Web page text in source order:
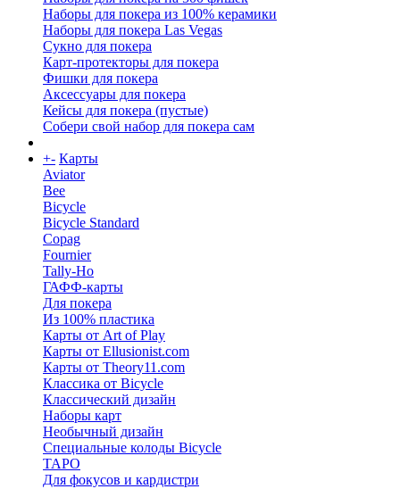
Наборы для покера из 100% керамики
Наборы для покера Las Vegas
Сукно для покера
Карт-протекторы для покера
Фишки для покера
Аксессуары для покера
Кейсы для покера (пустые)
Собери свой набор для покера сам
+- Карты
Aviator
Bee
Bicycle
Bicycle Standard
Copag
Fournier
Tally-Ho
ГАФФ-карты
Для покера
Из 100% пластика
Карты от Art of Play
Карты от Ellusionist.com
Карты от Theory11.com
Классика от Bicycle
Классический дизайн
Наборы карт
Необычный дизайн
Специальные колоды Bicycle
ТАРО
Для фокусов и кардистри